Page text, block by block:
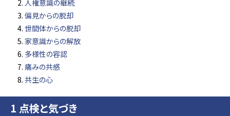
人権意識の継続
偏見からの脱却
世間体からの脱却
家意識からの解放
多様性の容認
痛みの共感
共生の心
1 点検と気づき